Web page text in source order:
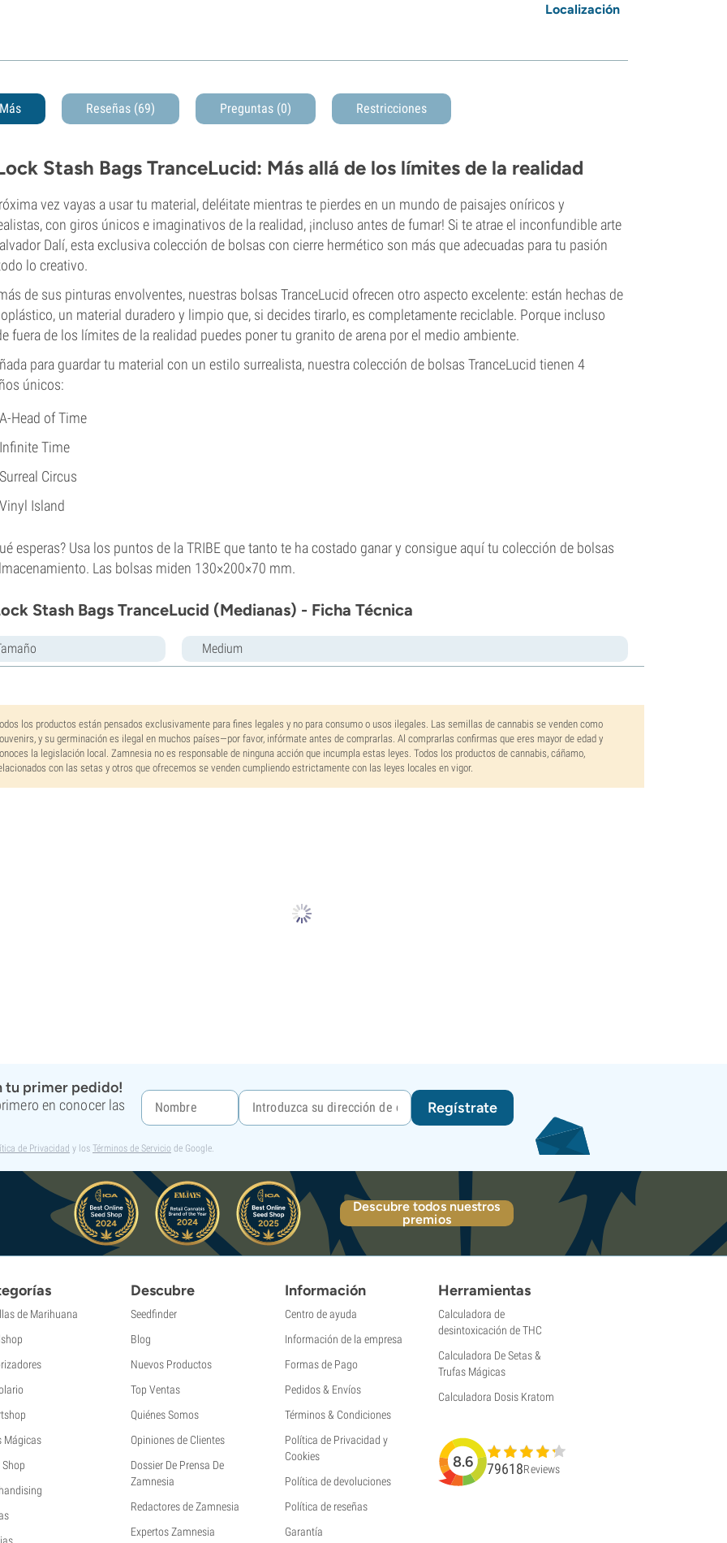
Localización
Más Reseñas (69) Preguntas (0) Restricciones
Stash Bags TranceLucid: Más allá de los límites de la realidad
vez vayas a usar tu material, deléitate mientras te pierdes en un mundo de paisajes oníricos y
con giros únicos e imaginativos de la realidad, ¡incluso antes de fumar! Si te atrae el inconfundible arte
Dalí, esta exclusiva colección de bolsas con cierre hermético son más que adecuadas para tu pasión
lo creativo.
de sus pinturas envolventes, nuestras bolsas TranceLucid ofrecen otro aspecto excelente: están hechas de
un material duradero y limpio que, si decides tirarlo, es completamente reciclable. Porque incluso
fuera de los límites de la realidad puedes poner tu granito de arena por el medio ambiente.
para guardar tu material con un estilo surrealista, nuestra colección de bolsas TranceLucid tienen 4
únicos:
A-Head of Time
Infinite Time
Surreal Circus
Vinyl Island
esperas? Usa los puntos de la TRIBE que tanto te ha costado ganar y consigue aquí tu colección de bolsas
Las bolsas miden 130×200×70 mm.
Stash Bags TranceLucid (Medianas) - Ficha Técnica
Medium
los productos están pensados exclusivamente para fines legales y no para consumo o usos ilegales. Las semillas de cannabis se venden como
y su germinación es ilegal en muchos países—por favor, infórmate antes de comprarlas. Al comprarlas confirmas que eres mayor de edad y
la legislación local. Zamnesia no es responsable de ninguna acción que incumpla estas leyes. Todos los productos de cannabis, cáñamo,
con las setas y otros que ofrecemos se venden cumpliendo estrictamente con las leyes locales en vigor.
tu primer pedido!
en conocer las
Regístrate
de Privacidad y los Términos de Servicio de Google.
Descubre todos nuestros
premios
de Marihuana
Mágicas
Shop
Descubre
Seedfinder
Blog
Nuevos Productos
Top Ventas
Quiénes Somos
Opiniones de Clientes
Dossier De Prensa De
Zamnesia
Redactores de Zamnesia
Expertos Zamnesia
Información
Centro de ayuda
Información de la empresa
Formas de Pago
Pedidos & Envíos
Términos & Condiciones
Política de Privacidad y
Cookies
Política de devoluciones
Política de reseñas
Garantía
Herramientas
Calculadora de
desintoxicación de THC
Calculadora De Setas &
Trufas Mágicas
Calculadora Dosis Kratom
8.6 79618Reviews